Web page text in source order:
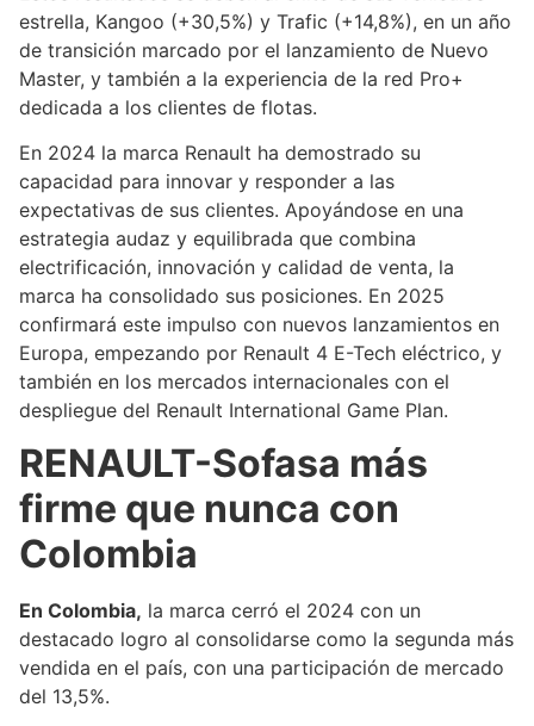
estrella, Kangoo (+30,5%) y Trafic (+14,8%), en un año
de transición marcado por el lanzamiento de Nuevo
Master, y también a la experiencia de la red Pro+
dedicada a los clientes de flotas.
En 2024 la marca Renault ha demostrado su
capacidad para innovar y responder a las
expectativas de sus clientes. Apoyándose en una
estrategia audaz y equilibrada que combina
electrificación, innovación y calidad de venta, la
marca ha consolidado sus posiciones. En 2025
confirmará este impulso con nuevos lanzamientos en
Europa, empezando por Renault 4 E-Tech eléctrico, y
también en los mercados internacionales con el
despliegue del Renault International Game Plan.
RENAULT-Sofasa más
firme que nunca con
Colombia
En Colombia, la marca cerró el 2024 con un
destacado logro al consolidarse como la segunda más
vendida en el país, con una participación de mercado
del 13,5%.